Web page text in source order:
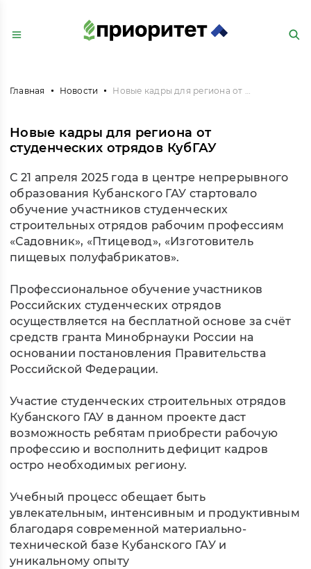
Главная Новости Новые кадры для региона от студенческих отрядов КубГАУ
Новые кадры для региона от
студенческих отрядов КубГАУ
С 21 апреля 2025 года в центре непрерывного
образования Кубанского ГАУ стартовало
обучение участников студенческих
строительных отрядов рабочим профессиям
«Садовник», «Птицевод», «Изготовитель
пищевых полуфабрикатов».
Профессиональное обучение участников
Российских студенческих отрядов
осуществляется на бесплатной основе за счёт
средств гранта Минобрнауки России на
основании постановления Правительства
Российской Федерации.
Участие студенческих строительных отрядов
Кубанского ГАУ в данном проекте даст
возможность ребятам приобрести рабочую
профессию и восполнить дефицит кадров
остро необходимых региону.
Учебный процесс обещает быть
увлекательным, интенсивным и продуктивным
благодаря современной материально-
технической базе Кубанского ГАУ и
уникальному опыту